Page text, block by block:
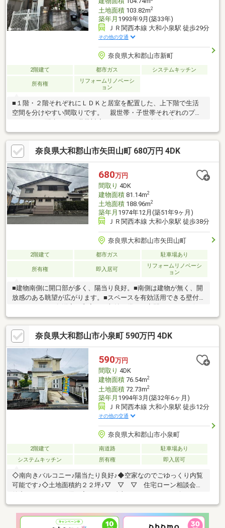
土地面積103.82m2
築年月 1993年9月(築33年)
ＪＲ関西本線 大和小泉駅 徒歩29分
その他の交通
奈良県大和郡山市新町
2階建て 都市ガス システムキッチン
所有権
リフォームリノベーシ
ョン
■１階・２階それぞれにＬＤＫと居室を配置した、上下階で生活
空間を分けやすい間取りです。 親世帯・子世帯それぞれのプラ
各階にキッチン・洗面・トイレを備え、生活動線を分けやすい設
計。 来客時や同居生活でも気兼ねなくお使いいただけます。■
居室は寝室、来客用スペース、趣味部屋など幅広く活用可能。
将来的なライフスタイルの変化にも対応しやすい間取りです。■
収納スペースを各所に配置し、日用品や季節物の整理にも便
利。 住空間をすっきり保ちやすい設計です。■駐車スペースも
確保されており、日常の車利用にも配慮されています。
奈良県大和郡山市矢田山町 680万円 4DK
680万円
間取り 4DK
建物面積81.14m2
土地面積188.96m2
築年月 1974年12月(築51年9ヶ月)
ＪＲ関西本線 大和小泉駅 徒歩38分
奈良県大和郡山市矢田山町
2階建て 都市ガス 駐車場あり
所有権 即入居可
リフォームリノベーシ
ョン
■建物南側に開口部が多く、陽当り良好。■南側は建物が無く、開
放感のある眺望が広がります。■スペースを有効活用できる壁付
てます。■2階の西側和室、東側洋室は2面採光で開放的。通風も
良好です。■敷地内に屋根付き駐車場1台分あり(車種による)。■駐
車場からそのまま玄関に入れる設計のため、雨の日などに便利で
す。■幅員約6mの北側公道に接道しており、お車の出入りもスム
ーズです。■低層住宅が並ぶ第一種低層住居専用地域ですので、
落ち着いた住宅街です。■2023年1月リフォーム実施 1階部分の
フローリング張替・ガレージ柱改修・その他
奈良県大和郡山市小泉町 590万円 4DK
590万円
間取り 4DK
建物面積76.54m2
土地面積72.73m2
築年月 1994年3月(築32年6ヶ月)
ＪＲ関西本線 大和小泉駅 徒歩12分
その他の交通
奈良県大和郡山市小泉町
2階建て 南道路
駐車場あり
システムキッチン
所有権 即入居可
◇南向きバルコニー♪陽当たり良好♪◆空家なのでごゆっくり内覧
可能です♪◇土地面積約２２坪♪▽ ▽ ▽ 住宅ローン相談会開
くらいの金利で住宅ローンが組めるの？●銀行によって条件は変
わる？…ｅｔｃ融資可能金額・金利・団体信用生命保険の種類・
その他条件など…。これらは金融機関によって変わってきます。